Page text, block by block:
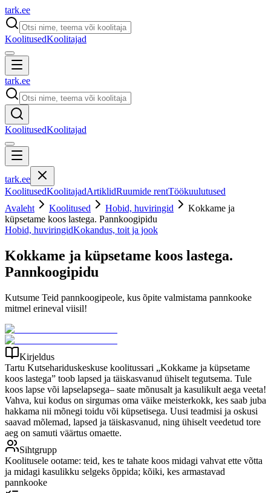
tark.ee
KoolitusedKoolitajad
tark.ee
KoolitusedKoolitajad
tark.ee
KoolitusedKoolitajadArtiklidRuumide rentTöökuulutused
Avaleht
Koolitused Hobid, huviringid
Kokkame ja
küpsetame koos lastega. Pannkoogipidu
Hobid, huviringidKokandus, toit ja jook
Kokkame ja küpsetame koos lastega.
Pannkoogipidu
Kutsume Teid pannkoogipeole, kus õpite valmistama pannkooke
mitmel erineval viisil!
Kirjeldus
Tartu Kutsehariduskeskuse koolitussari „Kokkame ja küpsetame
koos lastega” toob lapsed ja täiskasvanud ühiselt tegutsema. Tule
koos lapse või lapselapsega– saate mõnusalt ja kasulikult aega veeta!
Vahva, kui kodus on sirgumas oma väike meisterkokk, kes saab juba
hakkama nii mõnegi toidu või küpsetisega. Uusi teadmisi ja oskusi
saavad mõlemad, lapsed ja täiskasvanud, ning ühiselt veedetud tore
aeg on samuti väärtus omaette.
Sihtgrupp
Koolitusele ootame: teid, kes te tahate koos midagi vahvat ette võtta
ja midagi kasulikku selgeks õppida; kõiki, kes armastavad
pannkooke